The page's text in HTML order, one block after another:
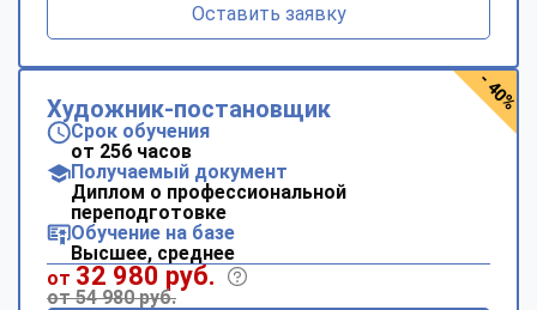
Оставить заявку
Художник-постановщик
Срок обучения
от 256 часов
Получаемый документ
Диплом о профессиональной
переподготовке
Обучение на базе
Высшее, среднее
от 32 980 руб.
от 54 980 руб.
- 40%